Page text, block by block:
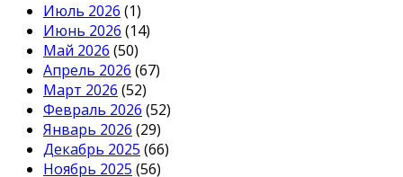
Июль 2026 (1)
Июнь 2026 (14)
Май 2026 (50)
Апрель 2026 (67)
Март 2026 (52)
Февраль 2026 (52)
Январь 2026 (29)
Декабрь 2025 (66)
Ноябрь 2025 (56)